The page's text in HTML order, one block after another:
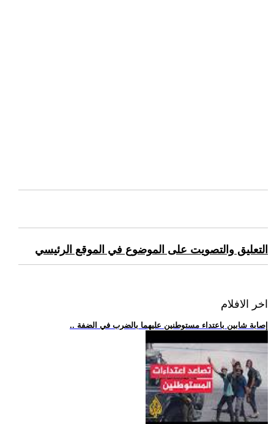
التعليق والتصويت على الموضوع في الموقع الرئيسي
اخر الافلام
.. إصابة شابين باعتداء مستوطنين عليهما بالضرب في الضفة